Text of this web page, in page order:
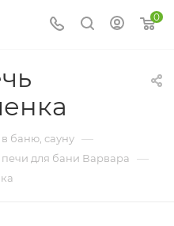
0
баню, сауну —
для бани Варвара —